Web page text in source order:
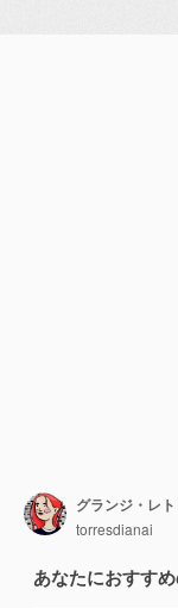
グランジ・レ
torresdianai
あなたにおすす